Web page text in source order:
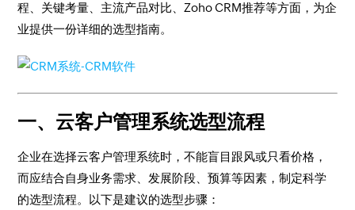
程、关键考量、主流产品对比、Zoho CRM推荐等方面，为企
业提供一份详细的选型指南。
一、云客户管理系统选型流程
企业在选择云客户管理系统时，不能盲目跟风或只看价格，
而应结合自身业务需求、发展阶段、预算等因素，制定科学
的选型流程。以下是建议的选型步骤：